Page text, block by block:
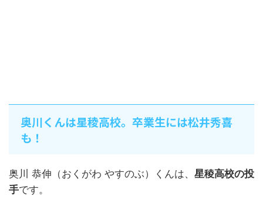
奥川くんは星稜高校。卒業生には松井秀喜
も！
奥川 恭伸（おくがわ やすのぶ）くんは、 星稜高校の投
手です。